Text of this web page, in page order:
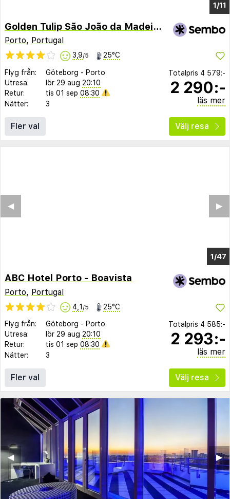
1/3
Golden Tulip São João da Madeira Hotel
Porto, Portugal
3,9/5 25°C
Flyg från: Göteborg - Porto
Utresa:
lör 29 aug 20:10
Retur:
tis 01 sep 08:30
Nätter:
3
Totalpris 4 579:-
2 290:-
läs mer
Fler val Välj resa
1/40
▶︎
◀︎
ABC Hotel Porto - Boavista
Porto, Portugal
4,1 /5 25°C
Flyg från: Göteborg - Porto
Utresa:
lör 29 aug 20:10
Retur:
tis 01 sep 08:30
Nätter:
3
Totalpris 4 585:-
2 293:-
läs mer
Fler val Välj resa
▶︎
◀︎